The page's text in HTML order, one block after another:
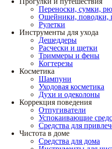
Переноски, сумки,
Ошейники, поводки,
Рулетки
Инструменты для ухода
Дешеддеры
Расчески и щетки
Триммеры и фены
Когтерезы
Косметика
Шампуни
Уходовая косметика
Духи и одеколоны
Коррекция поведения
Отпугиватели
Успокаивающие
Средства для
Чистота в доме
Средства для дома